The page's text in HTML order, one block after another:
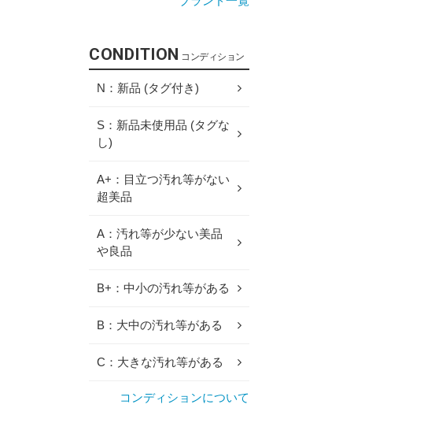
CONDITION コンディション
N：新品 (タグ付き)
S：新品未使用品 (タグな
し)
A+：目立つ汚れ等がない
超美品
A：汚れ等が少ない美品
や良品
B+：中小の汚れ等がある
B：大中の汚れ等がある
C：大きな汚れ等がある
コンディションについて